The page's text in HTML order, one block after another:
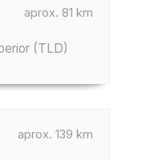
aprox. 81 km
(TLD)
aprox. 139 km